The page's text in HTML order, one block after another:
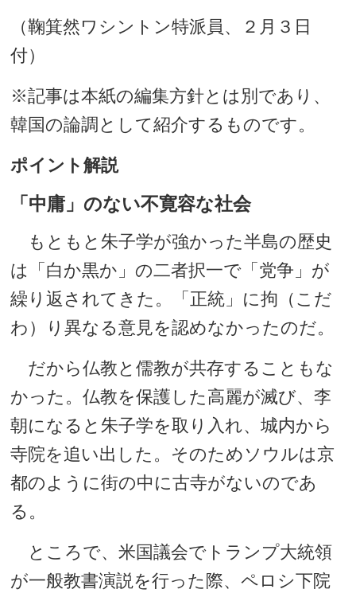
（鞠箕然ワシントン特派員、２月３日
付）
※記事は本紙の編集方針とは別であり、
韓国の論調として紹介するものです。
ポイント解説
「中庸」のない不寛容な社会
もともと朱子学が強かった半島の歴史
は「白か黒か」の二者択一で「党争」が
繰り返されてきた。「正統」に拘（こだ
わ）り異なる意見を認めなかったのだ。
だから仏教と儒教が共存することもな
かった。仏教を保護した高麗が滅び、李
朝になると朱子学を取り入れ、城内から
寺院を追い出した。そのためソウルは京
都のように街の中に古寺がないのであ
る。
ところで、米国議会でトランプ大統領
が一般教書演説を行った際、ペロシ下院